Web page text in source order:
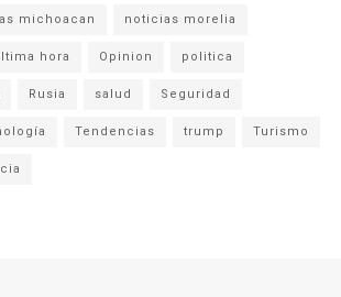
michoacan noticias morelia
hora Opinion politica
Rusia salud Seguridad
Tendencias trump Turismo